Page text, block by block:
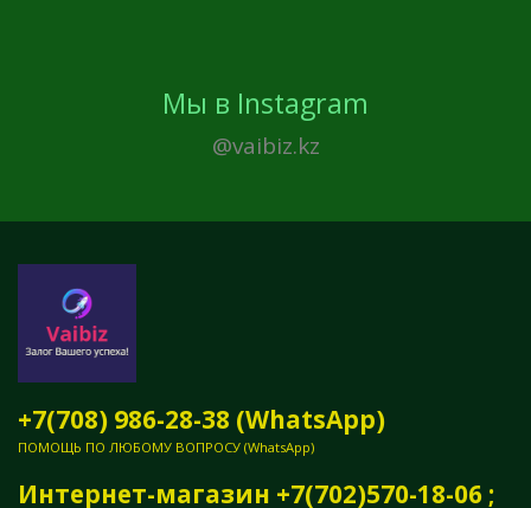
Мы в Instagram
@vaibiz.kz
+7(708) 986-28-38 (WhatsApp)
ПОМОЩЬ ПО ЛЮБОМУ ВОПРОСУ (WhatsApp)
Интернет-магазин +7(702)570-18-06 ;